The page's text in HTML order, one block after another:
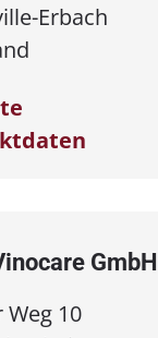
Erbach
GmbH
10